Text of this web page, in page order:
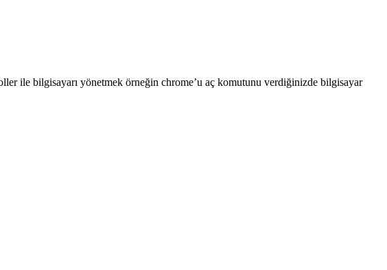
ile bilgisayarı yönetmek örneğin chrome’u aç komutunu verdiğinizde bilgisayar